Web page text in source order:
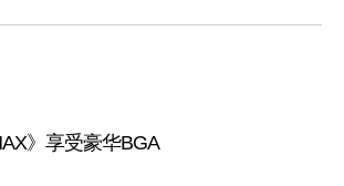
》享受豪华BGA